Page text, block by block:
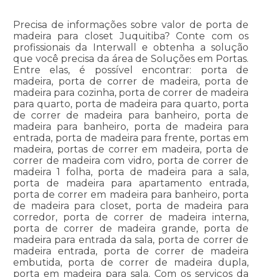
Precisa de informações sobre valor de porta de
madeira para closet Juquitiba? Conte com os
profissionais da Interwall e obtenha a solução
que você precisa da área de Soluções em Portas.
Entre elas, é possível encontrar: porta de
madeira, porta de correr de madeira, porta de
madeira para cozinha, porta de correr de madeira
para quarto, porta de madeira para quarto, porta
de correr de madeira para banheiro, porta de
madeira para banheiro, porta de madeira para
entrada, porta de madeira para frente, portas em
madeira, portas de correr em madeira, porta de
correr de madeira com vidro, porta de correr de
madeira 1 folha, porta de madeira para a sala,
porta de madeira para apartamento entrada,
porta de correr em madeira para banheiro, porta
de madeira para closet, porta de madeira para
corredor, porta de correr de madeira interna,
porta de correr de madeira grande, porta de
madeira para entrada da sala, porta de correr de
madeira entrada, porta de correr de madeira
embutida, porta de correr de madeira dupla,
porta em madeira para sala. Com os serviços da